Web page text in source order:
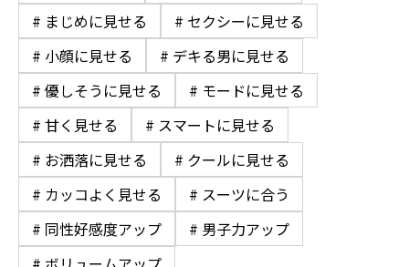
# まじめに見せる
# セクシーに見せる
# 小顔に見せる
# デキる男に見せる
# 優しそうに見せる
# モードに見せる
# 甘く見せる
# スマートに見せる
# お洒落に見せる
# クールに見せる
# カッコよく見せる
# スーツに合う
# 同性好感度アップ
# 男子力アップ